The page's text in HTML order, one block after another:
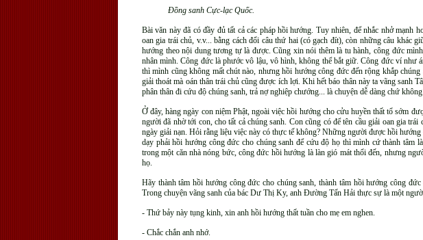
Đồng sanh Cực-lạc Quốc.
Bài văn này đã có đầy đủ tất cả các pháp hồi hướng. Tuy nhiên, để nhắc nhở
oan gia trái chủ, v.v... bằng cách đổi câu thứ hai (có gạch đít), còn những câu
hướng theo nội dung tương tự là được. Cũng xin nói thêm là tu hành, công đức
nhân mình. Công đức là phước vô lậu, vô hình, không thể bắt giữ. Công đức ví như
thì mình cũng không mất chút nào, nhưng hồi hướng công đức đến rộng khắp
giải thoát mà oán thân trái chủ cũng được ích lợi. Khi hết báo thân này ta vãng sanh
phân thân đi cứu độ chúng sanh, trả nợ nghiệp chướng... là chuyện dễ dàng chứ
Ở đây, hàng ngày con niệm Phật, ngoài việc hồi hướng cho cửu huyền thất tổ sớm
người đã nhờ tới con, cho tất cả chúng sanh. Con cũng có để tên cầu giải oan gia
ngày giải nạn. Hỏi rằng liệu việc này có thực tế không? Những người được hồi
dạy phải hồi hướng công đức cho chúng sanh để cứu độ họ thì mình cứ thành
trong một căn nhà nóng bức, công đức hồi hướng là làn gió mát thổi đến, nhưng
họ.
Hãy thành tâm hồi hướng công đức cho chúng sanh, thành tâm hồi hướng công
Trong chuyện vãng sanh của bác Dư Thị Ky, anh Đường Tấn Hải thực sự là một
- Thứ bảy này tụng kinh, xin anh hồi hướng thất tuần cho mẹ em nghen.
- Chắc chắn anh nhớ.